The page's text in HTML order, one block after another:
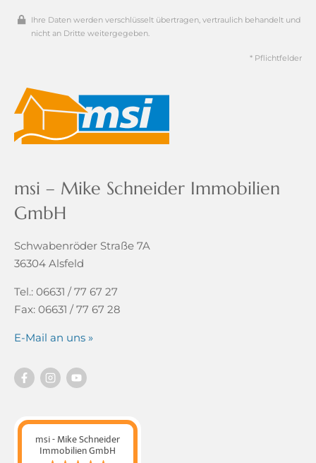
Ihre Daten werden verschlüsselt übertragen, vertraulich behandelt und
nicht an Dritte weitergegeben.
* Pflichtfelder
msi – Mike Schneider Immobilien
GmbH
Schwabenröder Straße 7A
36304 Alsfeld
Tel.: 06631 / 77 67 27
Fax: 06631 / 77 67 28
E-Mail an uns »
msi - Mike Schneider
Immobilien GmbH